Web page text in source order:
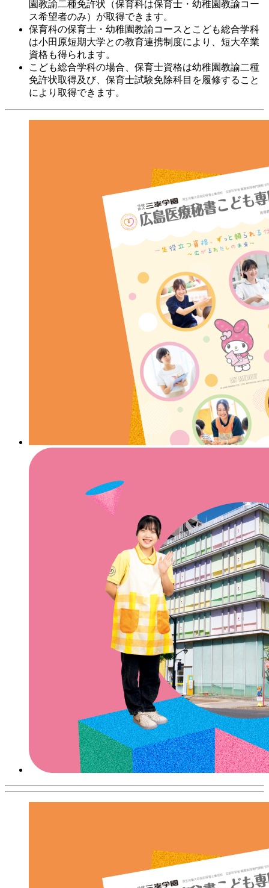
園教諭二種免許状（保育科は保育士・幼稚園教諭コー
ス希望者のみ）が取得できます。
保育科の保育士・幼稚園教諭コースとこども総合学科
は小田原短期大学との教育連携制度により、短大卒業
資格も得られます。
こども総合学科の場合、保育士資格は幼稚園教諭二種
免許状取得及び、保育士試験免除科目を履修すること
により取得できます。